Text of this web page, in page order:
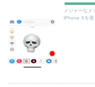
メジャーなメ
iPhone Xを使